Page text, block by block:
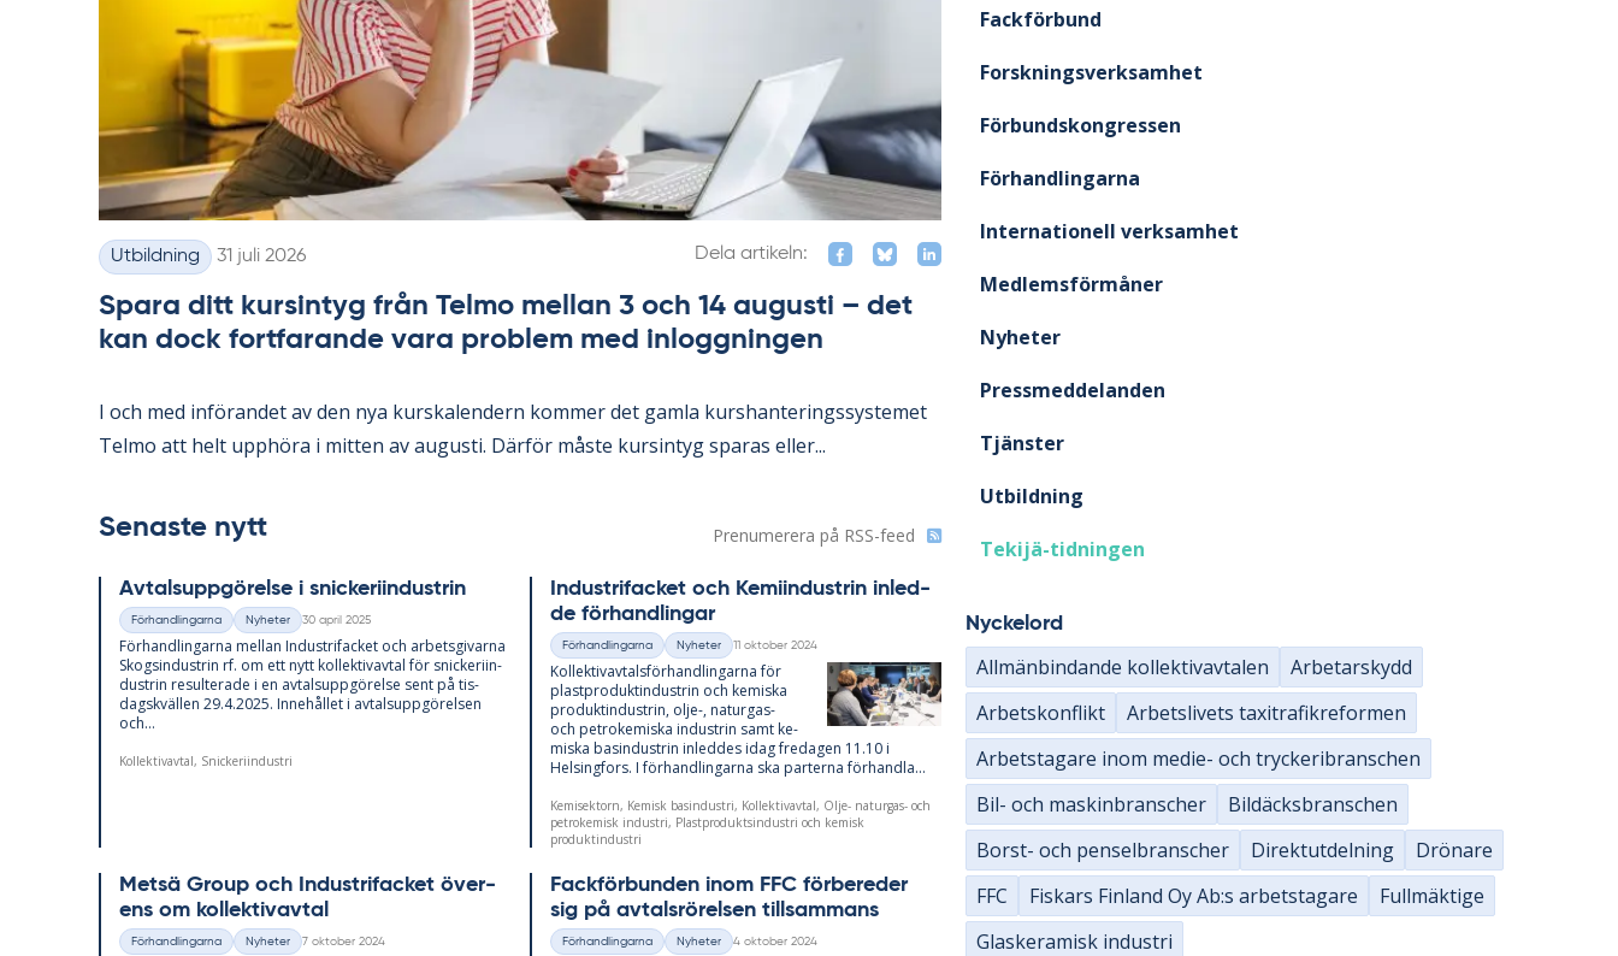
Kategorier
Utbildning Skriven
31 juli 2026 Dela artikeln:
Spara ditt kursintyg från Telmo mellan 3 och 14 augusti – det
kan dock fortfarande vara problem med inloggningen
I och med in­fö­ran­det av den nya kurska­len­dern kom­mer det gam­la kurs­han­te­rings­sy­ste­met
Tel­mo att helt upp­hö­ra i mit­ten av au­gusti. Där­för mås­te kursin­tyg spa­ras el­ler...
Fackförbund
Forskningsverksamhet
Förbundskongressen
Förhandlingarna
Internationell verksamhet
Medlemsförmåner
Nyheter
Pressmeddelanden
Tjänster
Utbildning
Tekijä-tidningen
Nyckelord
Allmänbindande kollektivavtalen
Arbetarskydd
Arbetskonflikt
Arbetslivets taxitrafikreformen
Arbetstagare inom medie- och tryckeribranschen
Bil- och maskinbranscher
Bildäcksbranschen
Borst- och penselbranscher
Direktutdelning
Drönare
FFC
Fiskars Finland Oy Ab:s arbetstagare
Fullmäktige
Glaskeramisk industri
Senaste nytt Prenumerera på RSS-feed
Av­tals­upp­gö­rel­se i snic­ke­ri­in­du­strin
Kategorier
Förhandlingarna Nyheter Skriven
30 april 2025
För­hand­ling­ar­na mel­lan In­du­stri­fac­ket och ar­bets­gi­var­na
Skogs­in­du­strin rf. om ett nytt kol­lek­tivav­tal för snic­ke­ri­in­
du­strin re­sul­te­ra­de i en av­tals­upp­gö­rel­se sent på tis­
dags­kväl­len 29.4.2025. In­ne­hål­let i av­tals­upp­gö­rel­sen
och...
Kollektivavtal, Snickeriindustri
In­du­stri­fac­ket och Ke­mi­in­du­strin in­led­
de för­hand­ling­ar
Kategorier
Förhandlingarna Nyheter Skriven
11 oktober 2024
Kol­lek­tivav­tals­för­hand­ling­ar­na för
plast­pro­dukt­in­du­strin och ke­mis­ka
pro­dukt­in­du­strin, olje-, na­tur­gas-
och pe­tro­ke­mis­ka in­du­strin samt ke­
mis­ka bas­in­du­strin in­led­des idag fre­da­gen 11.10 i
Helsing­fors. I för­hand­ling­ar­na ska par­ter­na för­hand­la...
Kemisektorn, Kemisk basindustri, Kollektivavtal, Olje- naturgas- och
petrokemisk industri, Plastproduktsindustri och kemisk
produktindustri
Metsä Group och In­du­stri­fac­ket över­
ens om kol­lek­tivav­tal
Kategorier
Förhandlingarna Nyheter Skriven
7 oktober 2024
Fack­för­bun­den inom FFC för­be­re­der
sig på av­tals­rö­rel­sen till­sam­mans
Kategorier
Förhandlingarna Nyheter Skriven
4 oktober 2024